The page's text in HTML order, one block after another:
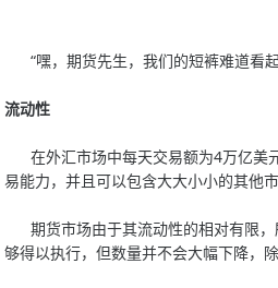
“嘿，期货先生，我们的短裤难道看
流动性
在外汇市场中每天交易额为4万亿美
易能力，并且可以包含大大小小的其他
期货市场由于其流动性的相对有限，
够得以执行，但数量并不会大幅下降，